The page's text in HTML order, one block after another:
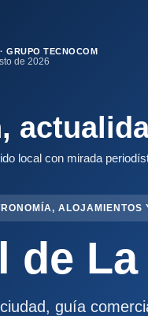
GRUPO TECNOCOM
de 2026
local con mirada
ALOJAMIENTOS
de
guía